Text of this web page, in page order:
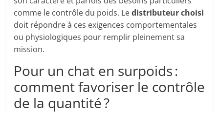
comme le contrôle du poids. Ledistributeur choisi
doit répondre à ces exigences comportementales
ou physiologiques pour remplir pleinement sa
mission.
Pour un chat en surpoids :
comment favoriser le contrôle
de la quantité ?